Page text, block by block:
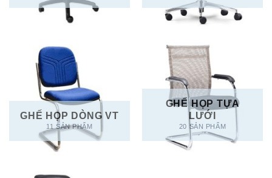
GHẾ HỌP DÒNG VT
11 SẢN PHẨM
GHẾ HỌP TỰA
LƯỚI
20 SẢN PHẨM